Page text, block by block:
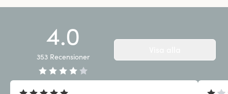
4.0
353 Recensioner